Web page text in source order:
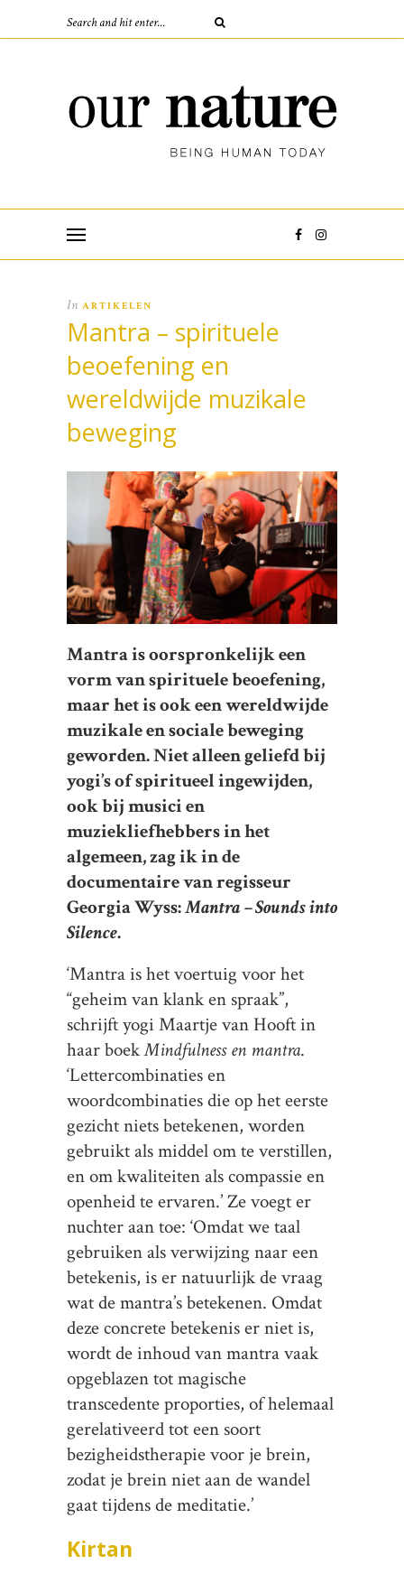
In ARTIKELEN
Mantra – spirituele
beoefening en
wereldwijde muzikale
beweging
Mantra is oorspronkelijk een
vorm van spirituele beoefening,
maar het is ook een wereldwijde
muzikale en sociale beweging
geworden. Niet alleen geliefd bij
yogi’s of spiritueel ingewijden,
ook bij musici en
muziekliefhebbers in het
algemeen, zag ik in de
documentaire van regisseur
Georgia Wyss:Mantra – Sounds into
Silence.
‘Mantra is het voertuig voor het
“geheim van klank en spraak”,
schrijft yogi Maartje van Hooft in
haar boekMindfulness en mantra.
‘Lettercombinaties en
woordcombinaties die op het eerste
gezicht niets betekenen, worden
gebruikt als middel om te verstillen,
en om kwaliteiten als compassie en
openheid te ervaren.’ Ze voegt er
nuchter aan toe: ‘Omdat we taal
gebruiken als verwijzing naar een
betekenis, is er natuurlijk de vraag
wat de mantra’s betekenen. Omdat
deze concrete betekenis er niet is,
wordt de inhoud van mantra vaak
opgeblazen tot magische
transcedente proporties, of helemaal
gerelativeerd tot een soort
bezigheidstherapie voor je brein,
zodat je brein niet aan de wandel
gaat tijdens de meditatie.’
Kirtan